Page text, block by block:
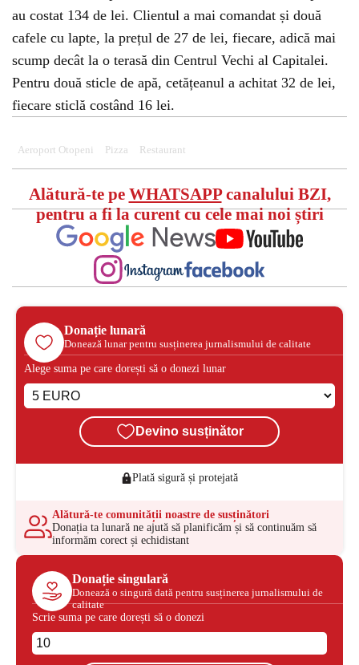
au costat 134 de lei. Clientul a mai comandat și două
cafele cu lapte, la prețul de 27 de lei, fiecare, adică mai
scump decât la o terasă din Centrul Vechi al Capitalei.
Pentru două sticle de apă, cetățeanul a achitat 32 de lei,
fiecare sticlă costând 16 lei.
Aeroport Otopeni Pizza Restaurant
Alătură-te pe WHATSAPPcanalului BZI,
pentru a fi la curent cu cele mai noi știri
Donație lunară
Donează lunar pentru susținerea jurnalismului de calitate
Alege suma pe care dorești să o donezi lunar
Devino susținător
Plată sigură și protejată
Alătură-te comunității noastre de susținători
Donația ta lunară ne ajută să planificăm și să continuăm să
informăm corect și echidistant
Donație singulară
Donează o singură dată pentru susținerea jurnalismului de
calitate
Scrie suma pe care dorești să o donezi